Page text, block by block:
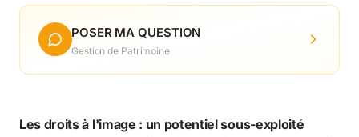
POSER MA QUESTION
Gestion de Patrimoine
Les droits à l'image : un potentiel sous-exploité